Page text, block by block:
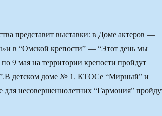
представит выставки: в Доме актеров —
в “Омской крепости” — “Этот день мы
9 мая на территории крепости пройдут
детском доме № 1, КТОСе “Мирный” и
для несовершеннолетних “Гармония”